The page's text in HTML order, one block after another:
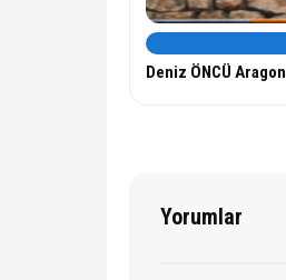
Deniz ÖNCÜ
Yorumlar